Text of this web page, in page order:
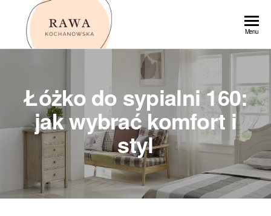
Przejdź
Menu
Łóżko do sypialni 160:
jak wybrać komfort i
styl